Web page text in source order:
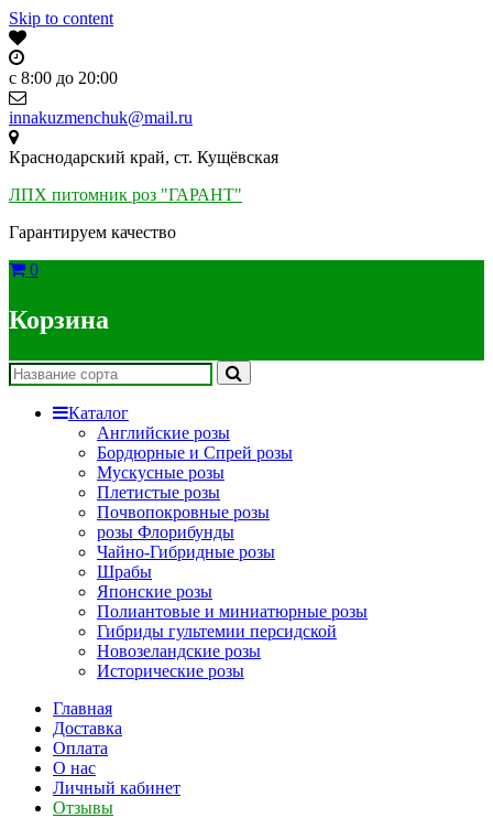
Skip to content
c 8:00 до 20:00
innakuzmenchuk@mail.ru
Краснодарский край, ст. Кущёвская
ЛПХ питомник роз "ГАРАНТ"
Гарантируем качество
0
Корзина
Каталог
Английские розы
Бордюрные и Спрей розы
Мускусные розы
Плетистые розы
Почвопокровные розы
розы Флорибунды
Чайно-Гибридные розы
Шрабы
Японские розы
Полиантовые и миниатюрные розы
Гибриды гультемии персидской
Новозеландские розы
Исторические розы
Главная
Доставка
Оплата
О нас
Личный кабинет
Отзывы